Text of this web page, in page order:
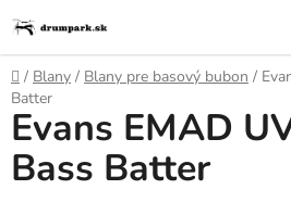
na
obsah
Domov
/ Blany / Blany pre basový bubon /
Batter
Evans EMAD
Bass Batter